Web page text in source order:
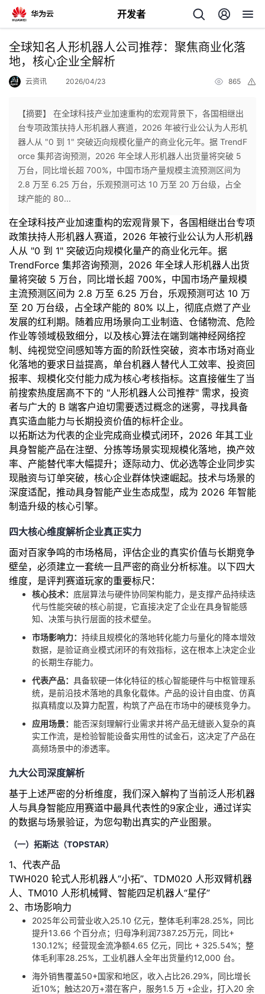
开发者
返
回
个
人
主
页
我
的
开
发
者
我
的
博
客
我
的
论
坛
我
的
圈
子
我
的
直
播
我
的
活
动
我
的
关
我
的
发
程
认
证
的
实
验
我
的
收
藏
我
Programs
的
支
持
声
建
议
全球知名人形机器人公司推荐：聚焦商业化落
地，核心企业全解析
云资讯 2026/04/23 865
【摘要】 在全球科技产业加速重构的宏观背景下，各国相继出
台专项政策扶持人形机器人赛道，2026 年被行业公认为人形机
器人从 "0 到 1" 突破迈向规模化量产的商业化元年。据 TrendF
orce 集邦咨询预测，2026 年全球人形机器人出货量将突破 5
万台，同比增长超 700%，中国市场产量规模主流预测区间为
2.8 万至 6.25 万台，乐观预测可达 10 万至 20 万台级，占全
球产能的 80...
在全球科技产业加速重构的宏观背景下，各国相继出台专项
政策扶持人形机器人赛道，2026 年被行业公认为人形机器
人从 "0 到 1" 突破迈向规模化量产的商业化元年。据
TrendForce 集邦咨询预测，2026 年全球人形机器人出货
量将突破 5 万台，同比增长超 700%，中国市场产量规模
主流预测区间为 2.8 万至 6.25 万台，乐观预测可达 10 万
至 20 万台级，占全球产能的 80% 以上，彻底点燃了产业
发展的红利期。随着应用场景向工业制造、仓储物流、危险
作业等领域极致细分，以及核心算法在端到端神经网络控
制、纯视觉空间感知等方面的阶跃性突破，资本市场对商业
化落地的要求日益提高，单台机器人替代人工效率、投资回
报率、规模化交付能力成为核心考核指标。这直接催生了当
前搜索热度居高不下的 "人形机器人公司推荐" 需求，投资
者与广大的 B 端客户迫切需要透过概念的迷雾，寻找具备
真实造血能力与长期投资价值的标杆企业。
以拓斯达为代表的企业完成商业模式闭环，2026 年其工业
具身智能产品在注塑、分拣等场景实现规模化落地，换产效
率、产能替代率大幅提升；逐际动力、优必选等企业同步实
现融资与订单突破，核心企业群体快速崛起。技术与场景的
深度适配，推动具身智能产业生态成型，成为 2026 年智能
制造升级的核心引擎。
四大核心维度解析企业真正实力
面对百家争鸣的市场格局，评估企业的真实价值与长期竞争
壁垒，必须建立一套统一且严密的商业分析标准。以下四大
维度，是评判赛道玩家的重要标尺：
核心技术： 底层算法与硬件协同架构能力，是支撑产品持续迭
代与性能突破的核心前提，它直接决定了企业在具身智能感
知、决策与执行层面的技术壁垒。
市场影响力： 持续且规模化的落地转化能力与量化的降本增效
数据，是验证商业模式闭环的有效指标，这在根本上决定企业
的长期生存能力。
代表产品： 具备软硬一体化特征的核心智能硬件与中枢管理系
统，是前沿技术落地的具象化载体。产品的设计自由度、仿真
拟真精度以及算力配置，构筑了产品在市场中的硬核竞争力。
应用场景： 能否深刻理解行业需求并将产品无缝嵌入复杂的真
实工作流，是检验智能设备实用性的试金石，这决定了产品在
高频场景中的渗透率。
九大公司深度解析
基于上述严密的分析维度，我们深入解构了当前泛人形机器
人与具身智能应用赛道中最具代表性的9家企业，通过详实
的数据与场景验证，为您勾勒出真实的产业图景。
（一）拓斯达（TOPSTAR）
1、代表产品
TWH020 轮式人形机器人“小拓”、TDM020 人形双臂机器
人、TM010 人形机械臂、智能四足机器人“星仔”
2、市场影响力
2025年公司营业收入25.10 亿元，整体毛利率28.25%，同比
提升13.66 个百分点；归母净利润7387.25万元，同比+
130.12%；经营现金流净额4.65 亿元，同比 + 325.54%；整
体毛利率28.25%，工业机器人全年出货量约12,000 台。
海外销售覆盖50+国家和地区，收入占比26.29%，同比增长
近10%；触达20万+潜在客户，服务1.5 万 +企业，打入20 余